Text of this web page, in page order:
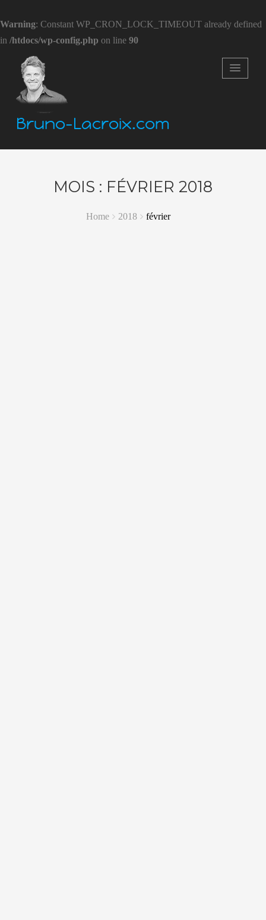
Warning: Constant WP_CRON_LOCK_TIMEOUT already defined
in /htdocs/wp-config.php on line 90
Bruno-Lacroix.com
MOIS : FÉVRIER 2018
Home 2018 février